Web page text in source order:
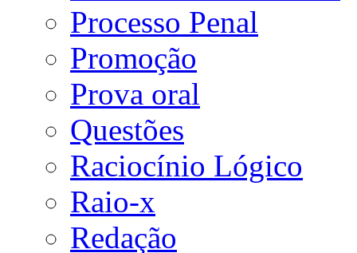
Processo Penal
Promoção
Prova oral
Questões
Raciocínio Lógico
Raio-x
Redação